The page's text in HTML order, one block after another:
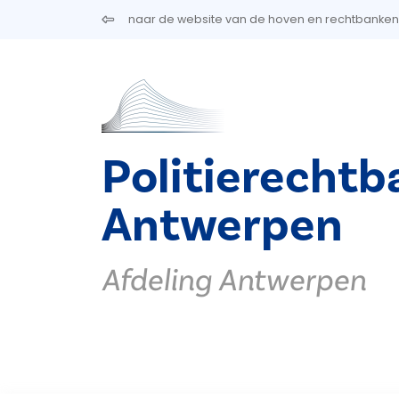
Overslaan en naar de inhoud gaannaar de website van de hoven en rechtbanken
Antwerpen
Afdeling Antwerpen